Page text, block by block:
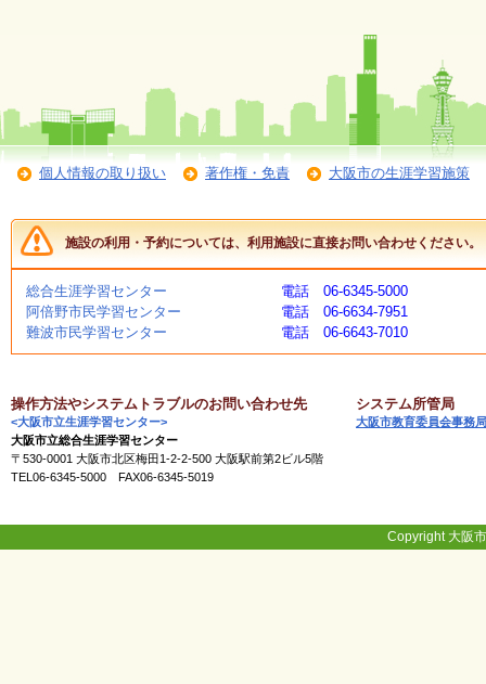
録
く
あ
る
ご
質
問
師
・
イ
ン
ス
ク
タ
個人情報の取り扱い 著作権・免責 大阪市の生涯学習施策
施設の利用・予約については、利用施設に直接お問い合わせください。
総合生涯学習センター
電話 06-6345-5000
阿倍野市民学習センター
電話 06-6634-7951
難波市民学習センター
電話 06-6643-7010
操作方法やシステムトラブルのお問い合わせ先
<大阪市立生涯学習センター>
大阪市立総合生涯学習センター
〒530-0001 大阪市北区梅田1-2-2-500 大阪駅前第2ビル5階
TEL06-6345-5000 FAX06-6345-5019
システム所管局
大阪市教育委員会事務局
Copyright 大阪